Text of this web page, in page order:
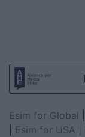
Esim for Global
Esim for USA